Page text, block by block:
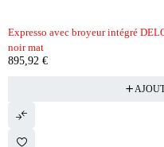
Expresso avec broyeur intégré
noir mat
895,92 €